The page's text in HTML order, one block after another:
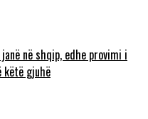
në shqip, edhe provimi i
këtë gjuhë